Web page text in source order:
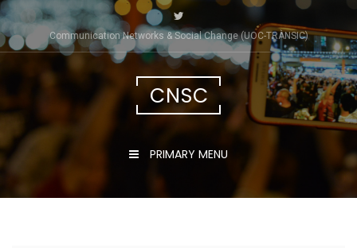
Skip
to
content
Communication Networks & Social Change (UOC-TRÀNSIC)
CNSC
PRIMARY MENU